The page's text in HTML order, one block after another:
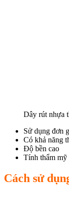
Dây rút nhựa
Sử dụng đơn
Có khả năng
Độ bền cao
Tính thẩm mỹ
Cách sử